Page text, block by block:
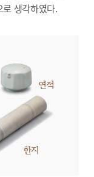
생각하였다.
연적
한지